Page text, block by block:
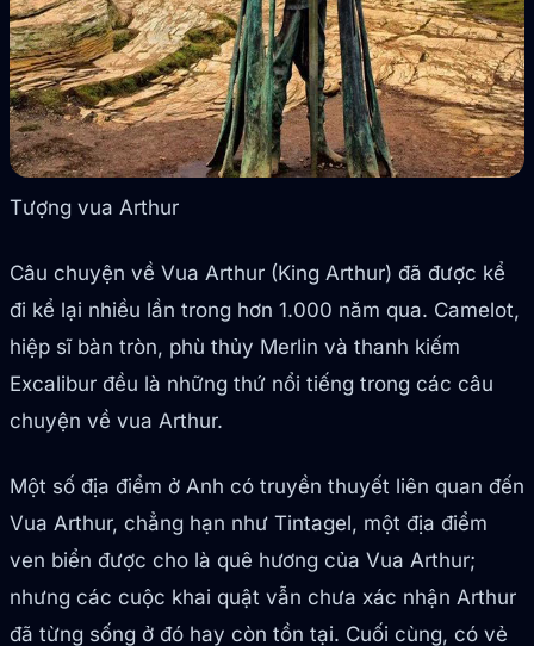
Tượng vua Arthur
Câu chuyện về Vua Arthur (King Arthur) đã được kể
đi kể lại nhiều lần trong hơn 1.000 năm qua. Camelot,
hiệp sĩ bàn tròn, phù thủy Merlin và thanh kiếm
Excalibur đều là những thứ nổi tiếng trong các câu
chuyện về vua Arthur.
Một số địa điểm ở Anh có truyền thuyết liên quan đến
Vua Arthur, chẳng hạn như Tintagel, một địa điểm
ven biển được cho là quê hương của Vua Arthur;
nhưng các cuộc khai quật vẫn chưa xác nhận Arthur
đã từng sống ở đó hay còn tồn tại. Cuối cùng, có vẻ